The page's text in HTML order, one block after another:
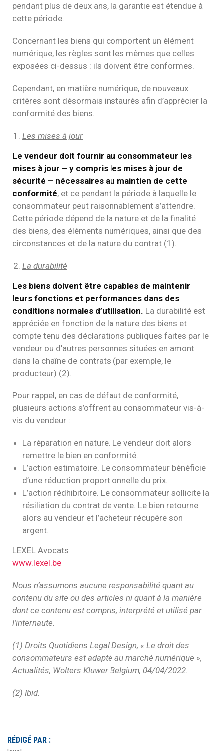
pendant plus de deux ans, la garantie est étendue à
cette période.
Concernant les biens qui comportent un élément
numérique, les règles sont les mêmes que celles
exposées ci-dessus : ils doivent être conformes.
Cependant, en matière numérique, de nouveaux
critères sont désormais instaurés afin d’apprécier la
conformité des biens.
Les mises à jour
Le vendeur doit fournir au consommateur les
mises à jour – y compris les mises à jour de
sécurité – nécessaires au maintien de cette
conformité, et ce pendant la période à laquelle le
consommateur peut raisonnablement s’attendre.
Cette période dépend de la nature et de la finalité
des biens, des éléments numériques, ainsi que des
circonstances et de la nature du contrat (1).
La durabilité
Les biens doivent être capables de maintenir
leurs fonctions et performances dans des
conditions normales d’utilisation. La durabilité est
appréciée en fonction de la nature des biens et
compte tenu des déclarations publiques faites par le
vendeur ou d’autres personnes situées en amont
dans la chaîne de contrats (par exemple, le
producteur) (2).
Pour rappel, en cas de défaut de conformité,
plusieurs actions s’offrent au consommateur vis-à-
vis du vendeur :
La réparation en nature. Le vendeur doit alors
remettre le bien en conformité.
L’action estimatoire. Le consommateur bénéficie
d’une réduction proportionnelle du prix.
L’action rédhibitoire. Le consommateur sollicite la
résiliation du contrat de vente. Le bien retourne
alors au vendeur et l’acheteur récupère son
argent.
LEXEL Avocats
www.lexel.be
Nous n’assumons aucune responsabilité quant au
contenu du site ou des articles ni quant à la manière
dont ce contenu est compris, interprété et utilisé par
l’internaute.
(1) Droits Quotidiens Legal Design, « Le droit des
consommateurs est adapté au marché numérique »,
Actualités, Wolters Kluwer Belgium, 04/04/2022.
(2) Ibid.
RÉDIGÉ PAR :